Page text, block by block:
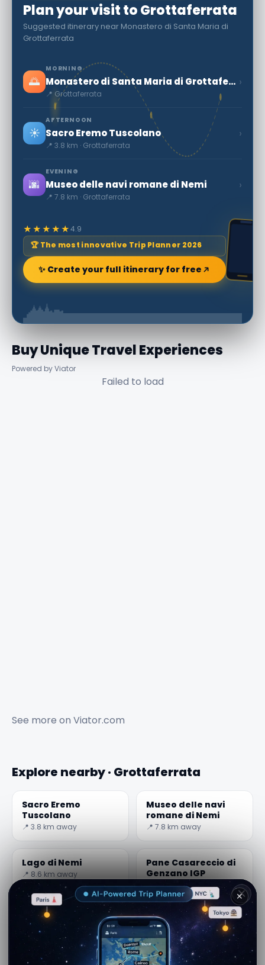
Plan your visit to Grottaferrata
Suggested itinerary near Monastero di Santa Maria di
Grottaferrata
🌅
MORNING
Monastero di Santa Maria di Grottaferrata
📍 Grottaferrata
›
☀️
AFTERNOON
Sacro Eremo Tuscolano
📍 3.8 km · Grottaferrata
›
🌆
EVENING
Museo delle navi romane di Nemi
📍 7.8 km · Grottaferrata
›
★★★★★4.9
🏆 The most innovative Trip Planner 2026
✨ Create your full itinerary for free
Buy Unique Travel Experiences
Powered by Viator
Failed to load
See more on Viator.com
Explore nearby · Grottaferrata
Sacro Eremo
Tuscolano
📍 3.8 km away
Museo delle navi
romane di Nemi
📍 7.8 km away
Lago di Nemi
📍 8.6 km away
Pane Casareccio di
Genzano IGP
📍 8.8 km away
Fontana di San
Sebastiano
📍 9 km away
Palazzo Sforza
Cesarini
📍 9.1 km away
✕